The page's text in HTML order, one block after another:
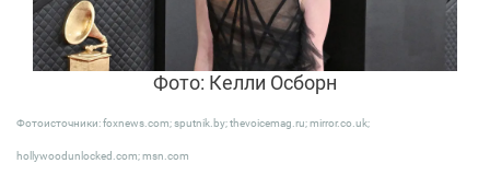
Фото: Келли Осборн
Фотоисточники: foxnews.com; sputnik.by; thevoicemag.ru; mirror.co.uk;
hollywoodunlocked.com; msn.com